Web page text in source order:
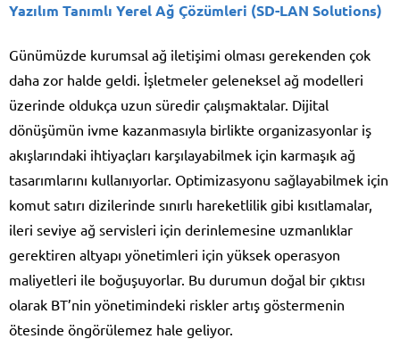
Yazılım Tanımlı Yerel Ağ Çözümleri (SD-LAN Solutions)
Günümüzde kurumsal ağ iletişimi olması gerekenden çok
daha zor halde geldi. İşletmeler geleneksel ağ modelleri
üzerinde oldukça uzun süredir çalışmaktalar. Dijital
dönüşümün ivme kazanmasıyla birlikte organizasyonlar iş
akışlarındaki ihtiyaçları karşılayabilmek için karmaşık ağ
tasarımlarını kullanıyorlar. Optimizasyonu sağlayabilmek için
komut satırı dizilerinde sınırlı hareketlilik gibi kısıtlamalar,
ileri seviye ağ servisleri için derinlemesine uzmanlıklar
gerektiren altyapı yönetimleri için yüksek operasyon
maliyetleri ile boğuşuyorlar. Bu durumun doğal bir çıktısı
olarak BT’nin yönetimindeki riskler artış göstermenin
ötesinde öngörülemez hale geliyor.